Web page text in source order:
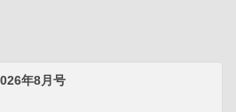
年8月号